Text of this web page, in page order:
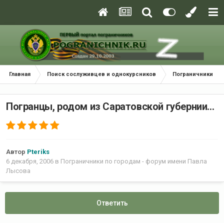
Главная Поиск сослуживцев и однокурсников Пограничники
Погранцы, родом из Саратовской губернии...
Автор Pteriks
6 декабря, 2006 в Пограничники по городам - форум имени Павла
Лысова
Ответить